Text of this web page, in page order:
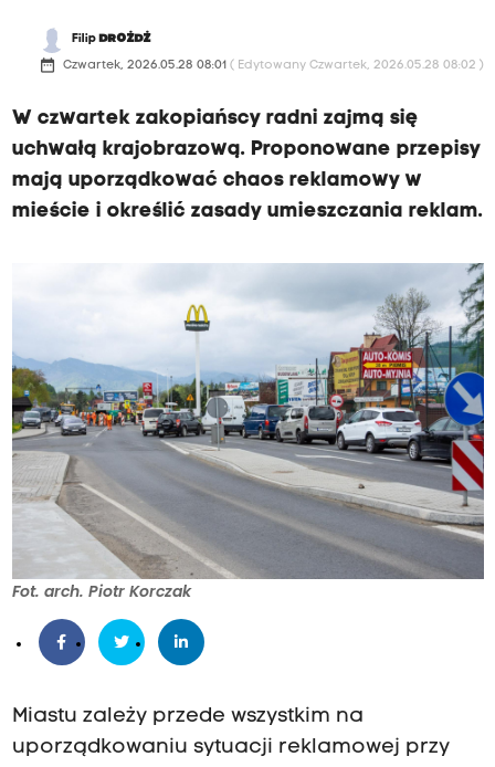
Filip DROŻDŻ
date_range Czwartek, 2026.05.28 08:01 ( Edytowany Czwartek, 2026.05.28 08:02 )
W czwartek zakopiańscy radni zajmą się
uchwałą krajobrazową. Proponowane przepisy
mają uporządkować chaos reklamowy w
mieście i określić zasady umieszczania reklam.
Fot. arch. Piotr Korczak
Miastu zależy przede wszystkim na
uporządkowaniu sytuacji reklamowej przy